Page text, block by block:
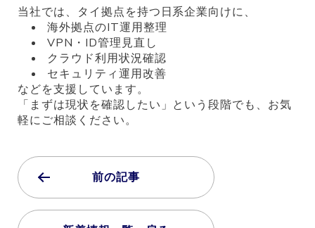
当社では、タイ拠点を持つ日系企業向けに、
海外拠点のIT運用整理
VPN・ID管理見直し
クラウド利用状況確認
セキュリティ運用改善
などを支援しています。
「まずは現状を確認したい」という段階でも、お気
軽にご相談ください。
前の記事